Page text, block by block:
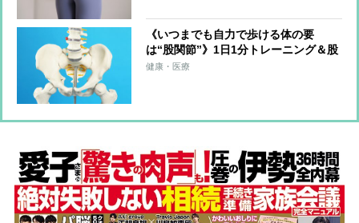
《いつまでも自力で歩ける体の要
は“股関節”》1日1分トレーニング＆股
関節のズレを防ぐ習慣を医師らが解説
健康・医療